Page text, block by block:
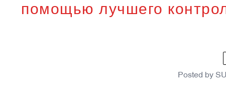
помощью лучшего
Posted by